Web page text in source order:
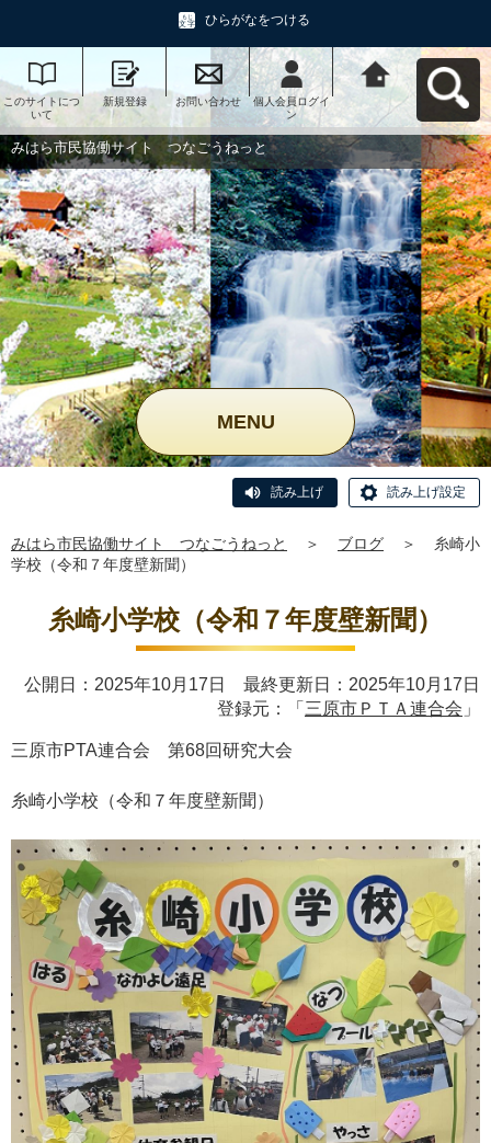
ひらがなをつける
このサイトにつ
いて
新規登録 お問い合わせ
個人会員ログイ
ン
みはら市民協働
サイト つなご
うねっとへ戻る
みはら市民協働サイト つなごうねっと
MENU
読み上げ 読み上げ設定
みはら市民協働サイト つなごうねっと ＞ ブログ ＞
糸崎小
学校（令和７年度壁新聞）
糸崎小学校（令和７年度壁新聞）
公開日：2025年10月17日 最終更新日：2025年10月17日
登録元：「 三原市ＰＴＡ連合会 」
三原市PTA連合会 第68回研究大会
糸崎小学校（令和７年度壁新聞）